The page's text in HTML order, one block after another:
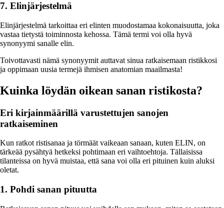
7. Elinjärjestelmä
Elinjärjestelmä tarkoittaa eri elinten muodostamaa kokonaisuutta, joka
vastaa tietystä toiminnosta kehossa. Tämä termi voi olla hyvä
synonyymi sanalle elin.
Toivottavasti nämä synonyymit auttavat sinua ratkaisemaan ristikkosi
ja oppimaan uusia termejä ihmisen anatomian maailmasta!
Kuinka löydän oikean sanan ristikosta?
Eri kirjainmäärillä varustettujen sanojen
ratkaiseminen
Kun ratkot ristisanaa ja törmäät vaikeaan sanaan, kuten ELIN, on
tärkeää pysähtyä hetkeksi pohtimaan eri vaihtoehtoja. Tällaisissa
tilanteissa on hyvä muistaa, että sana voi olla eri pituinen kuin aluksi
oletat.
1. Pohdi sanan pituutta